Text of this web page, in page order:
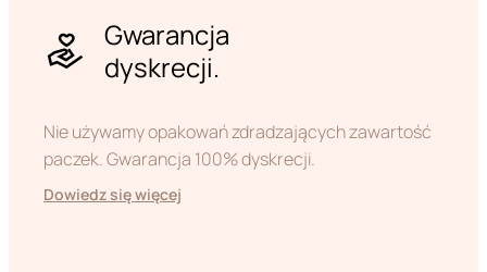
Gwarancja
dyskrecji.
Nie używamy opakowań zdradzających zawartość
paczek. Gwarancja 100% dyskrecji.
Dowiedz się więcej